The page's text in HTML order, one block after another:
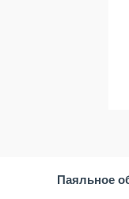
Паяльное